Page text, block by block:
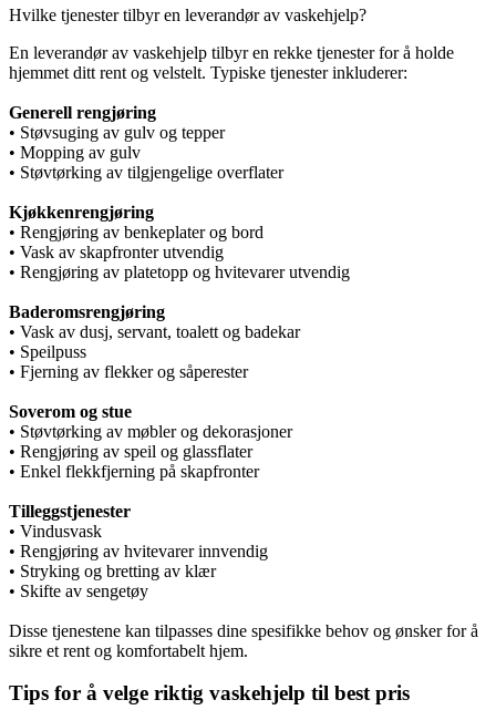
Hvilke tjenester tilbyr en leverandør av vaskehjelp?
En leverandør av vaskehjelp tilbyr en rekke tjenester for å holde
hjemmet ditt rent og velstelt. Typiske tjenester inkluderer:
Generell rengjøring
• Støvsuging av gulv og tepper
• Mopping av gulv
• Støvtørking av tilgjengelige overflater
Kjøkkenrengjøring
• Rengjøring av benkeplater og bord
• Vask av skapfronter utvendig
• Rengjøring av platetopp og hvitevarer utvendig
Baderomsrengjøring
• Vask av dusj, servant, toalett og badekar
• Speilpuss
• Fjerning av flekker og såperester
Soverom og stue
• Støvtørking av møbler og dekorasjoner
• Rengjøring av speil og glassflater
• Enkel flekkfjerning på skapfronter
Tilleggstjenester
• Vindusvask
• Rengjøring av hvitevarer innvendig
• Stryking og bretting av klær
• Skifte av sengetøy
Disse tjenestene kan tilpasses dine spesifikke behov og ønsker for å
sikre et rent og komfortabelt hjem.
Tips for å velge riktig vaskehjelp til best pris